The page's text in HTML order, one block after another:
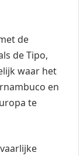
de
de Tipo,
waar het
en
te